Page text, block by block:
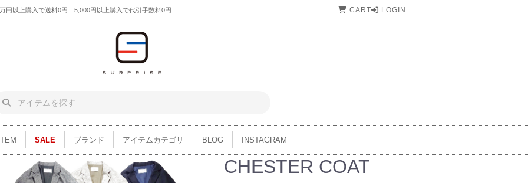
円以上購入で送料0円 5,000円以上購入で代引手数料0円 CART LOGIN
SALE ブランド アイテムカテゴリ BLOG INSTAGRAM
CHESTER COAT